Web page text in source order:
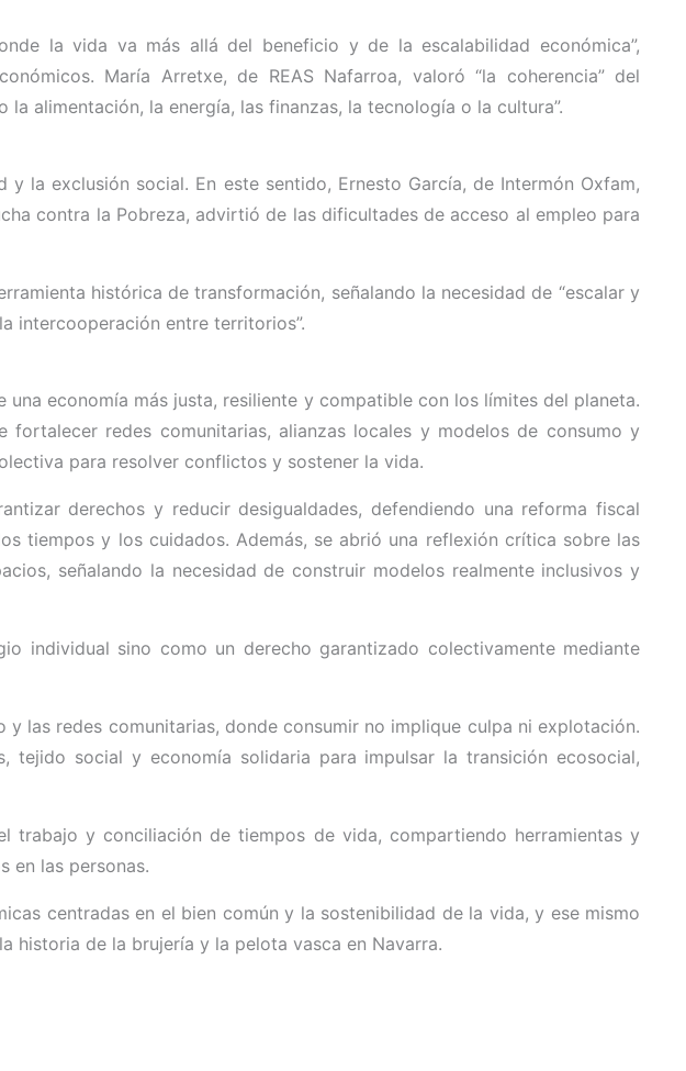
la vida va más allá del beneficio y de la escalabilidad económica”,
María Arretxe, de REAS Nafarroa, valoró “la coherencia” del
alimentación, la energía, las finanzas, la tecnología o la cultura”.
la exclusión social. En este sentido, Ernesto García, de Intermón Oxfam,
contra la Pobreza, advirtió de las dificultades de acceso al empleo para
histórica de transformación, señalando la necesidad de “escalar y
intercooperación entre territorios”.
economía más justa, resiliente y compatible con los límites del planeta.
redes comunitarias, alianzas locales y modelos de consumo y
para resolver conflictos y sostener la vida.
derechos y reducir desigualdades, defendiendo una reforma fiscal
tiempos y los cuidados. Además, se abrió una reflexión crítica sobre las
señalando la necesidad de construir modelos realmente inclusivos y
individual sino como un derecho garantizado colectivamente mediante
las redes comunitarias, donde consumir no implique culpa ni explotación.
social y economía solidaria para impulsar la transición ecosocial,
trabajo y conciliación de tiempos de vida, compartiendo herramientas y
en las personas.
centradas en el bien común y la sostenibilidad de la vida, y ese mismo
historia de la brujería y la pelota vasca en Navarra.